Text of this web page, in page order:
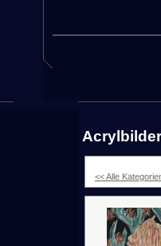
Acrylbilder
<< Alle